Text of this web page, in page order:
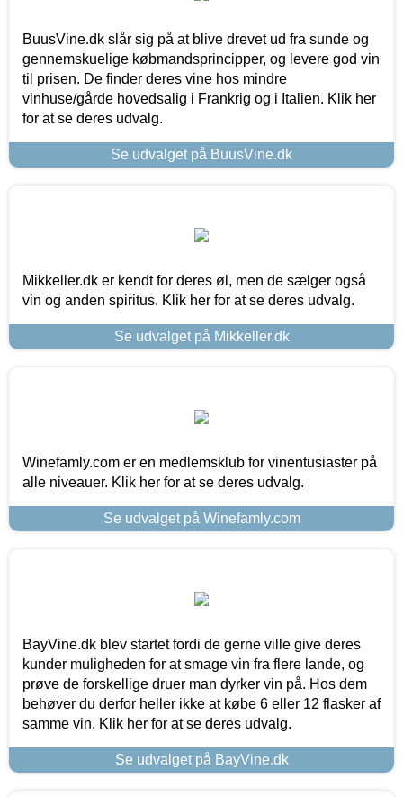
BuusVine.dk slår sig på at blive drevet ud fra sunde og
gennemskuelige købmandsprincipper, og levere god vin
til prisen. De finder deres vine hos mindre
vinhuse/gårde hovedsalig i Frankrig og i Italien. Klik her
for at se deres udvalg.
Se udvalget på BuusVine.dk
Mikkeller.dk er kendt for deres øl, men de sælger også
vin og anden spiritus. Klik her for at se deres udvalg.
Se udvalget på Mikkeller.dk
Winefamly.com er en medlemsklub for vinentusiaster på
alle niveauer. Klik her for at se deres udvalg.
Se udvalget på Winefamly.com
BayVine.dk blev startet fordi de gerne ville give deres
kunder muligheden for at smage vin fra flere lande, og
prøve de forskellige druer man dyrker vin på. Hos dem
behøver du derfor heller ikke at købe 6 eller 12 flasker af
samme vin. Klik her for at se deres udvalg.
Se udvalget på BayVine.dk